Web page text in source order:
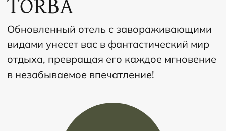
Оставить заявку
об отеле
В VOYAGE TORBA